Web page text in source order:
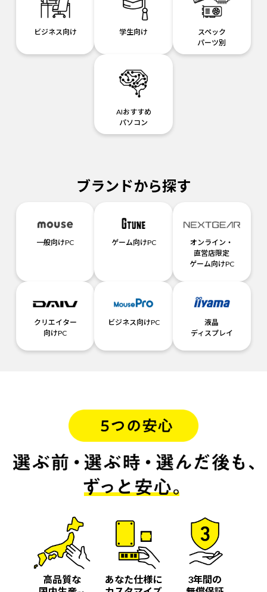
ビジネス向け 学生向け
スペック
パーツ別
AIおすすめ
パソコン
ブランドから探す
一般向けPC ゲーム向けPC
オンライン・
直営店限定
ゲーム向けPC
クリエイター
向けPC
ビジネス向けPC
液晶
ディスプレイ
高品質な
あなた仕様に
3年間の